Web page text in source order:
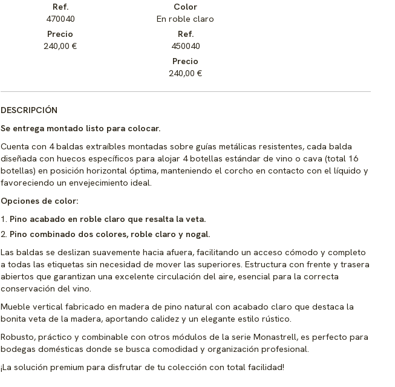
Ref.
470040
Precio
240,00 €
Color
En roble claro
Ref.
450040
Precio
240,00 €
DESCRIPCIÓN
Se entrega montado listo para colocar.
Cuenta con 4 baldas extraíbles montadas sobre guías metálicas resistentes, cada balda
diseñada con huecos específicos para alojar 4 botellas estándar de vino o cava (total 16
botellas) en posición horizontal óptima, manteniendo el corcho en contacto con el líquido y
favoreciendo un envejecimiento ideal.
Opciones de color:
Pino acabado en roble claro que resalta la veta.
Pino combinado dos colores, roble claro y nogal.
Las baldas se deslizan suavemente hacia afuera, facilitando un acceso cómodo y completo
a todas las etiquetas sin necesidad de mover las superiores. Estructura con frente y trasera
abiertos que garantizan una excelente circulación del aire, esencial para la correcta
conservación del vino.
Mueble vertical fabricado en madera de pino natural con acabado claro que destaca la
bonita veta de la madera, aportando calidez y un elegante estilo rústico.
Robusto, práctico y combinable con otros módulos de la serie Monastrell, es perfecto para
bodegas domésticas donde se busca comodidad y organización profesional.
¡La solución premium para disfrutar de tu colección con total facilidad!